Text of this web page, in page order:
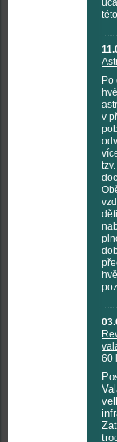
Po
v
60